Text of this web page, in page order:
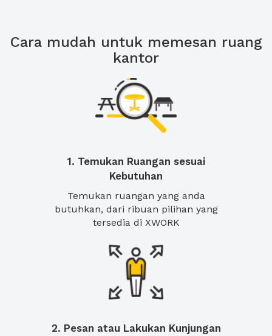
Cara mudah untuk memesan ruang
kantor
1. Temukan Ruangan sesuai
Kebutuhan
Temukan ruangan yang anda
butuhkan, dari ribuan pilihan yang
tersedia di XWORK
2. Pesan atau Lakukan Kunjungan